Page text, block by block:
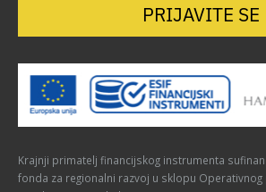
PRIJAVITE SE
Krajnji primatelj financijskog instrumenta
fonda za regionalni razvoj u sklopu Operativnog